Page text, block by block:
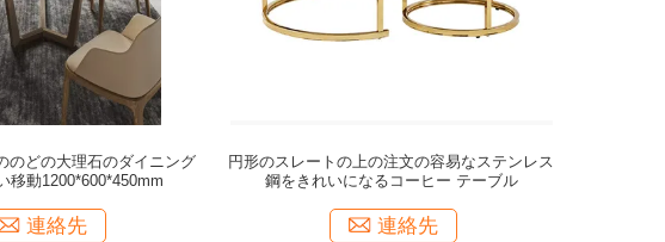
のどの大理石のダイニング
移動1200*600*450mm
連絡先
円形のスレートの上の注文の容易なステンレス
鋼をきれいになるコーヒー テーブル
連絡先